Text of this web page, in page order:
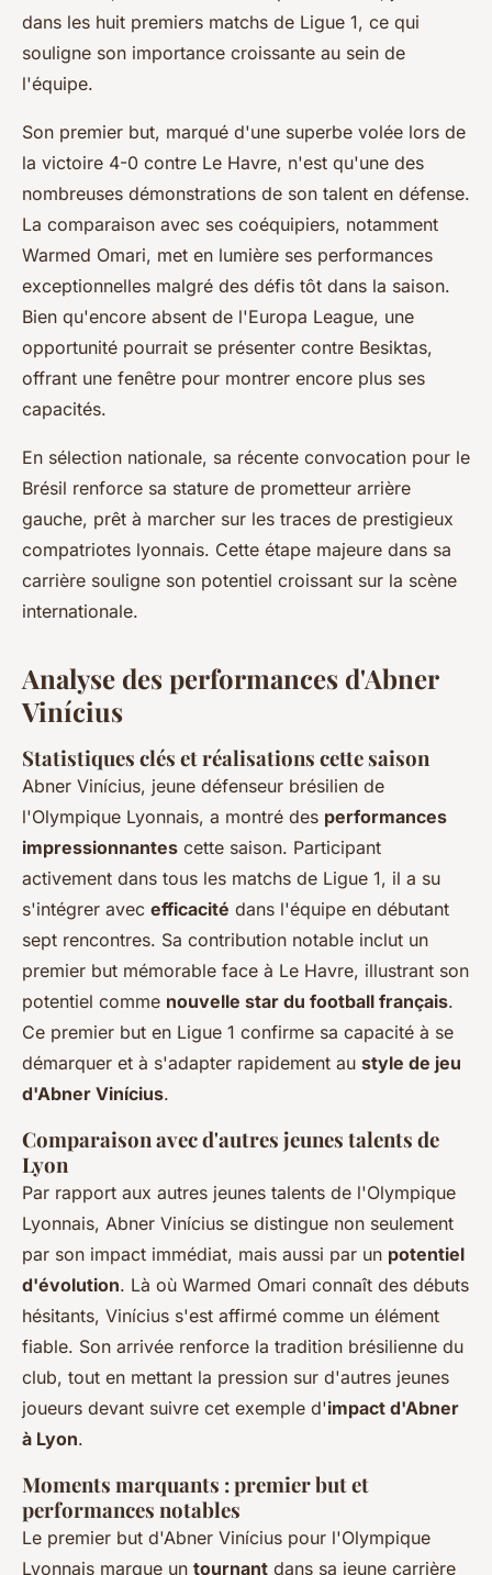
dans les huit premiers matchs de Ligue 1, ce qui
souligne son importance croissante au sein de
l'équipe.
Son premier but, marqué d'une superbe volée lors de
la victoire 4-0 contre Le Havre, n'est qu'une des
nombreuses démonstrations de son talent en défense.
La comparaison avec ses coéquipiers, notamment
Warmed Omari, met en lumière ses performances
exceptionnelles malgré des défis tôt dans la saison.
Bien qu'encore absent de l'Europa League, une
opportunité pourrait se présenter contre Besiktas,
offrant une fenêtre pour montrer encore plus ses
capacités.
En sélection nationale, sa récente convocation pour le
Brésil renforce sa stature de prometteur arrière
gauche, prêt à marcher sur les traces de prestigieux
compatriotes lyonnais. Cette étape majeure dans sa
carrière souligne son potentiel croissant sur la scène
internationale.
Analyse des performances d'Abner
Vinícius
Statistiques clés et réalisations cette saison
Abner Vinícius, jeune défenseur brésilien de
l'Olympique Lyonnais, a montré des performances
impressionnantes cette saison. Participant
activement dans tous les matchs de Ligue 1, il a su
s'intégrer avec efficacité dans l'équipe en débutant
sept rencontres. Sa contribution notable inclut un
premier but mémorable face à Le Havre, illustrant son
potentiel comme nouvelle star du football français.
Ce premier but en Ligue 1 confirme sa capacité à se
démarquer et à s'adapter rapidement au style de jeu
d'Abner Vinícius.
Comparaison avec d'autres jeunes talents de
Lyon
Par rapport aux autres jeunes talents de l'Olympique
Lyonnais, Abner Vinícius se distingue non seulement
par son impact immédiat, mais aussi par un potentiel
d'évolution. Là où Warmed Omari connaît des débuts
hésitants, Vinícius s'est affirmé comme un élément
fiable. Son arrivée renforce la tradition brésilienne du
club, tout en mettant la pression sur d'autres jeunes
joueurs devant suivre cet exemple d'impact d'Abner
à Lyon.
Moments marquants : premier but et
performances notables
Le premier but d'Abner Vinícius pour l'Olympique
Lyonnais marque un tournant dans sa jeune carrière